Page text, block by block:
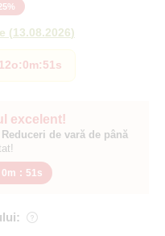
excelent!
Reduceri de vară de până
0m : 50s
%
(13.08.2026)
12o:0m:50s